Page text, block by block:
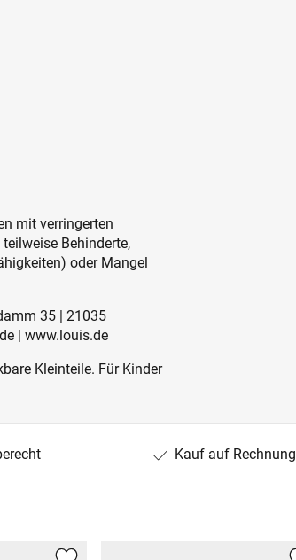
mit verringerten
Behinderte,
oder Mangel
35 | 21035
| www.louis.de
Kleinteile. Für Kinder
Kauf auf Rechnung